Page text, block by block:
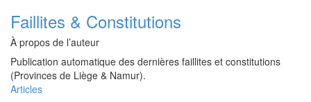
Faillites & Constitutions
À propos de l’auteur
Publication automatique des dernières faillites et constitutions
(Provinces de Liège & Namur).
Articles